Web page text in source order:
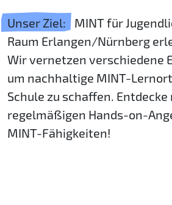
Unser Ziel:
MINT für
Raum Erlangen/Nürnberg
Wir vernetzen verschiedene
um nachhaltige MINT-
Schule zu schaffen.
regelmäßigen Hands-on-
MINT-Fähigkeiten!